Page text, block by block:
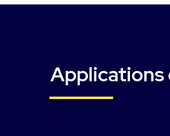
Applications